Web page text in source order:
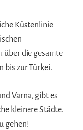
Küstenlinie
über die gesamte
bis zur Türkei.
Varna, gibt es
kleinere Städte.
gehen!